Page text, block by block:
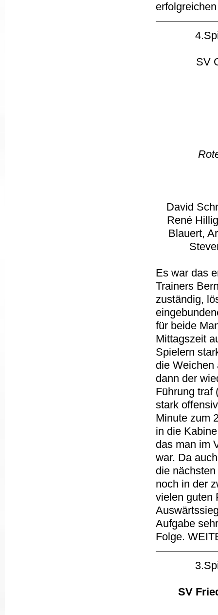
SV
David
René
Blauert,
Es war das
Trainers
zuständig,
für beide
Mittagszeit
Spielern
die Weichen
dann der
Führung traf
stark
Minute zum
in die
das man im
war. Da
die
noch in der
vielen guten
Aufgabe
Folge.
SV